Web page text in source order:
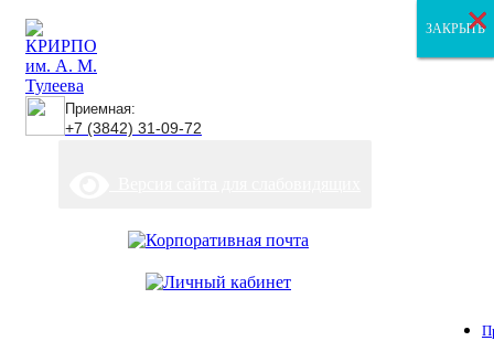
Приемная:
+7 (3842) 31-09-72
ЗАКРЫТЬ
ЗАКРЫТЬ
ЗАКРЫТЬ
×
×
×